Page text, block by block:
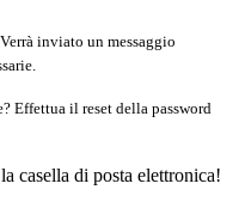
Verrà inviato un messaggio
Effettua il reset della password
casella di posta elettronica!